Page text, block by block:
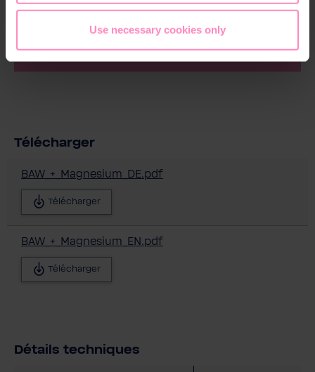
Use necessary cookies only
*Non applicable pour l'eau minéralisée avec du
magnésium et l'eau alcalinisée équilibrée avec du
magnésium
Télécharger
BAW_+_Magnesium_DE.pdf
Télécharger
BAW_+_Magnesium_EN.pdf
Télécharger
Détails techniques